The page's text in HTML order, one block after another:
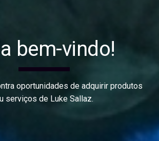
bem-vindo!
oportunidades de adquirir produtos
serviços de Luke Sallaz.